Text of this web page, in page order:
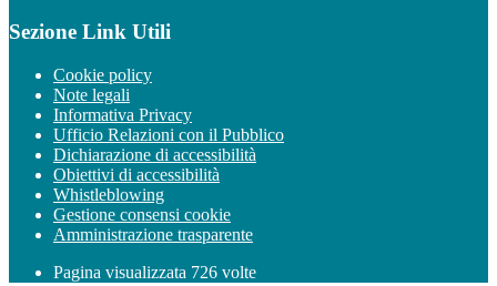
Sezione Link Utili
Cookie policy
Note legali
Informativa Privacy
Ufficio Relazioni con il Pubblico
Dichiarazione di accessibilità
Obiettivi di accessibilità
Whistleblowing
Gestione consensi cookie
Amministrazione trasparente
Pagina visualizzata 726 volte